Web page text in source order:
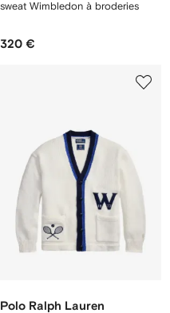
sweat Wimbledon à broderies
320 €
Polo Ralph Lauren